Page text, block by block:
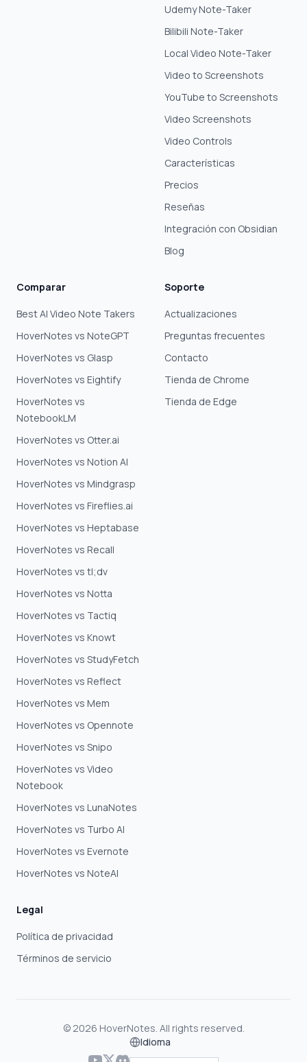
Udemy Note-Taker
Bilibili Note-Taker
Local Video Note-Taker
Video to Screenshots
YouTube to Screenshots
Video Screenshots
Video Controls
Características
Precios
Reseñas
Integración con Obsidian
Blog
Comparar
Best AI Video Note Takers
HoverNotes vs NoteGPT
HoverNotes vs Glasp
HoverNotes vs Eightify
HoverNotes vs
NotebookLM
HoverNotes vs Otter.ai
HoverNotes vs Notion AI
HoverNotes vs Mindgrasp
HoverNotes vs Fireflies.ai
HoverNotes vs Heptabase
HoverNotes vs Recall
HoverNotes vs tl;dv
HoverNotes vs Notta
HoverNotes vs Tactiq
HoverNotes vs Knowt
HoverNotes vs StudyFetch
HoverNotes vs Reflect
HoverNotes vs Mem
HoverNotes vs Opennote
HoverNotes vs Snipo
HoverNotes vs Video
Notebook
HoverNotes vs LunaNotes
HoverNotes vs Turbo AI
HoverNotes vs Evernote
HoverNotes vs NoteAI
Soporte
Actualizaciones
Preguntas frecuentes
Contacto
Tienda de Chrome
Tienda de Edge
Legal
Política de privacidad
Términos de servicio
© 2026 HoverNotes. All rights reserved.
Idioma